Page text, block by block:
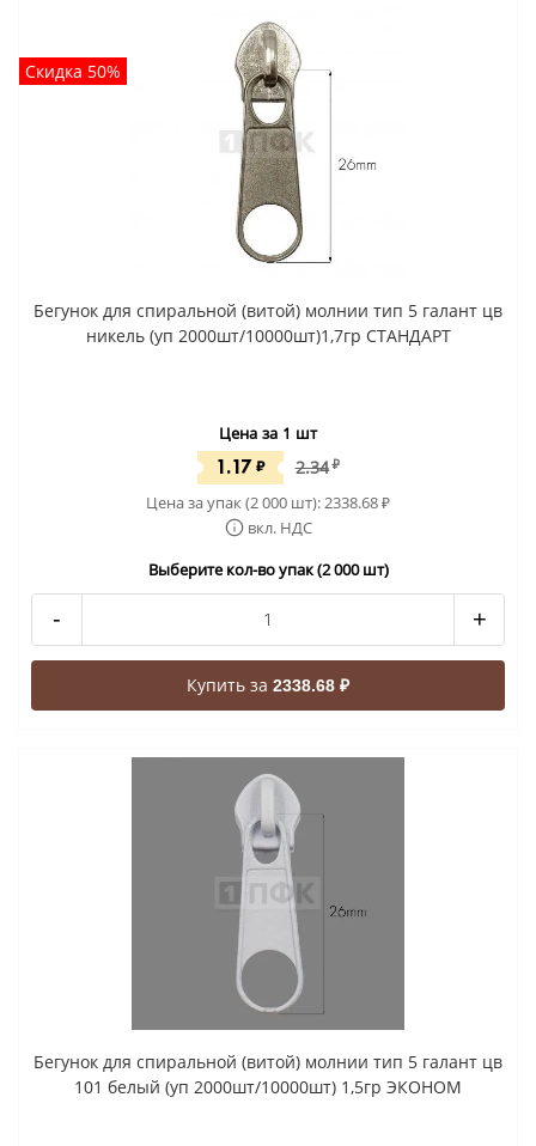
Скидка 50%
Бегунок для спиральной (витой) молнии тип 5 галант цв
никель (уп 2000шт/10000шт)1,7гр СТАНДАРТ
Цена за 1 шт
1.17 ₽ 2.34 ₽
Цена за упак (2 000 шт): 2338.68₽
вкл. НДС
Выберите кол-во упак (2 000 шт)
- +
Купить за 2338.68 ₽
Бегунок для спиральной (витой) молнии тип 5 галант цв
101 белый (уп 2000шт/10000шт) 1,5гр ЭКОНОМ